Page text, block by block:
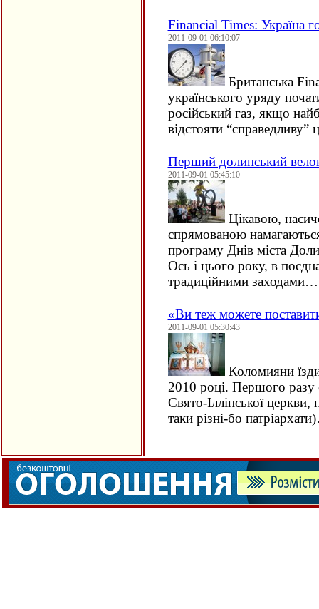
Financial Times: Україна
2011-09-01 06:10:07
Британська
українського уряду
російський газ, якщо
відстояти “справедливу”
Перший долинський
2011-09-01 05:45:10
Цікавою,
спрямованою
програму Днів міста
Ось і цього року, в
традиційними заходами…
«Ви теж можете
2011-09-01 05:30:43
Коломияни
2010 році. Першого разу
Свято-Іллінської
таки різні-бо